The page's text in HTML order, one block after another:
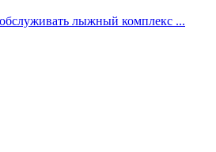
лыжный комплекс ...